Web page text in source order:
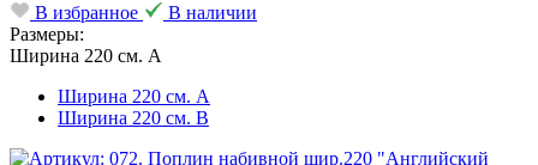
В избранное
В наличии
Размеры:
Ширина 220 см. А
Ширина 220 см. А
Ширина 220 см. В